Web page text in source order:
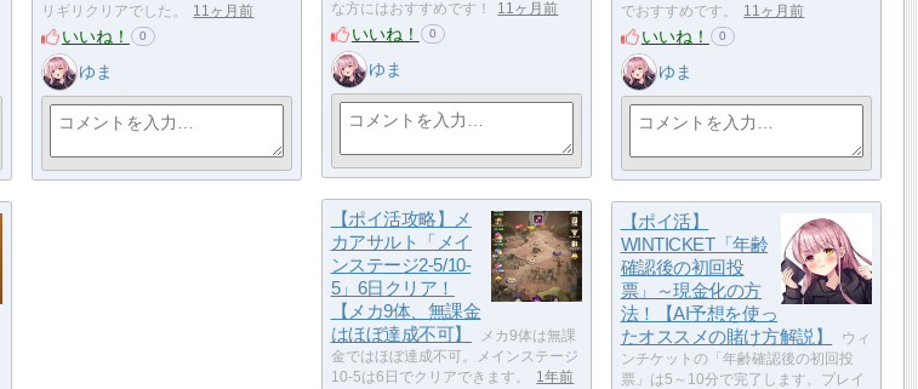
な方にはおすすめです！
11ヶ月前
いいね！ 0
ゆま
リギリクリアでした。
11ヶ月前
いいね！ 0
ゆま
でおすすめです。
11ヶ月前
いいね！ 0
ゆま
【ポイ活攻略】メ
カアサルト「メイ
ンステージ2-5/10-
5」6日クリア！
【メカ9体、無課金
はほぼ達成不可】
メカ9体は無課
金ではほぼ達成不可。メインステージ
10-5は6日でクリアできます。
1年前
【ポイ活】
WINTICKET「年齢
確認後の初回投
票」～現金化の方
法！【AI予想を使っ
たオススメの賭け方解説】
ウィ
ンチケットの「年齢確認後の初回投
票」は5～10分で完了します。プレイ